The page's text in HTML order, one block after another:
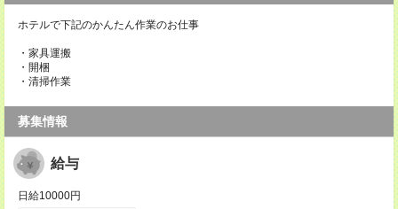
ホテルで下記のかんたん作業のお仕事
・家具運搬
・開梱
・清掃作業
募集情報
給与
日給10000円